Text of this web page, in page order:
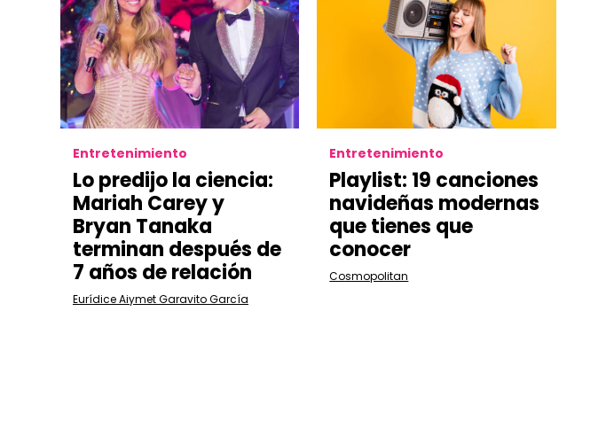
Entretenimiento
Lo predijo la ciencia:
Mariah Carey y
Bryan Tanaka
terminan después de
7 años de relación
Eurídice Aiymet Garavito García
Entretenimiento
Playlist: 19 canciones
navideñas modernas
que tienes que
conocer
Cosmopolitan